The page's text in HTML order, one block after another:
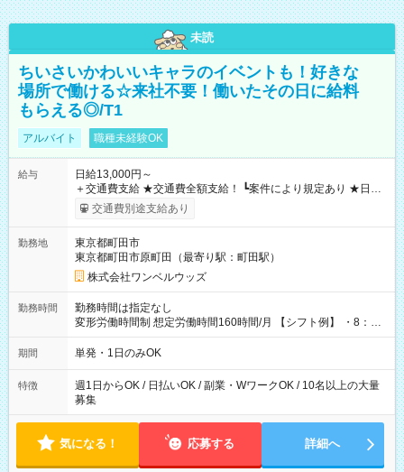
未読
ちいさいかわいいキャラのイベントも！好きな
場所で働ける☆来社不要！働いたその日に給料
もらえる◎/T1
アルバイト 職種未経験OK
給与
日給13,000円～
＋交通費支給 ★交通費全額支給！ ┗案件により規定あり ★日払
いOK！（規定あり） ┗働いたその日に現金GET♪ お仕事後はコ
ンビニATMから 日払い分を引き落とせます！ 【試用期間】試
交通費別途支給あり
勤務地
東京都町田市
東京都町田市原町田（最寄り駅：町田駅）
株式会社ワンベルウッズ
勤務時間
勤務時間は指定なし
変形労働時間制 想定労働時間160時間/月 【シフト例】 ・8：00
～21：00
期間 単発・1日のみOK
特徴
週1日からOK / 日払いOK / 副業・WワークOK / 10名以上の大量
募集
気になる！ 応募する 詳細へ